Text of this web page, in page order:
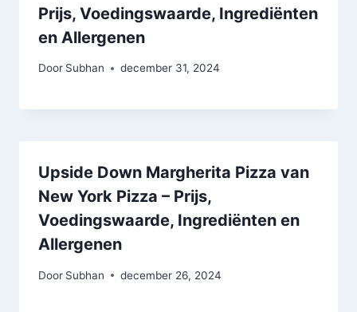
Prijs, Voedingswaarde, Ingrediënten
en Allergenen
Door Subhan december 31, 2024
Upside Down Margherita Pizza van
New York Pizza – Prijs,
Voedingswaarde, Ingrediënten en
Allergenen
Door Subhan december 26, 2024